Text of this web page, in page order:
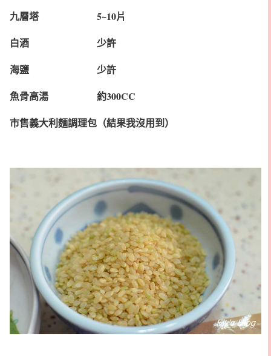
九層塔 5~10片
白酒 少許
海鹽 少許
魚骨高湯 約300CC
市售義大利麵調理包（結果我沒用到）